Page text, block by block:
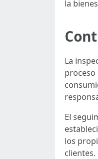
la
La
proceso
El
los